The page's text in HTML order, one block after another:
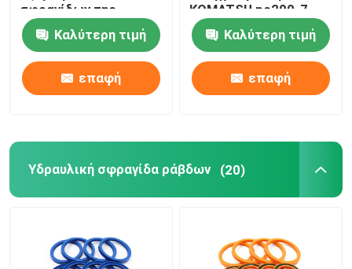
σφραγίδων της
KOMATSU κοινά
PU/NBRΚαλύτερη τιμή
επαφή
KOMATSU pc200-7
εκσκαφέας
Καλύτερη τιμή
επαφή
Υδραυλική σφραγίδα ράβδων (20)